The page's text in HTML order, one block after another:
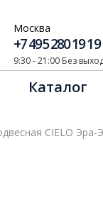
Москва
+7 495 280 19 19
9:30 - 21:00 Без
Каталог
CIELO Эра-